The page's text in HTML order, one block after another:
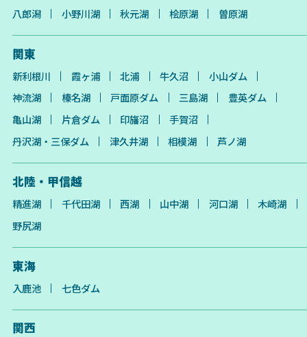
八郎潟 小野川湖 秋元湖 桧原湖 曽原湖
関東
新利根川 霞ヶ浦 北浦 牛久沼
小山ダム
神流湖
榛名湖 戸面原ダム 三島湖
豊英ダム
亀山湖
片倉ダム 印旛沼
手賀沼
丹沢湖・三保ダム
津久井湖 相模湖 芦ノ湖
北陸・甲信越
精進湖 千代田湖 西湖 山中湖 河口湖
木崎湖
野尻湖
東海
入鹿池 七色ダム
関西